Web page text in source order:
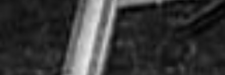
SEGUICI SUI SOCIAL